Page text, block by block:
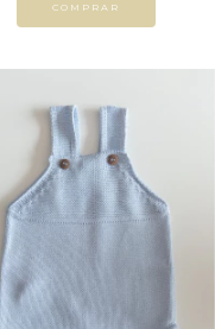
COMPRAR